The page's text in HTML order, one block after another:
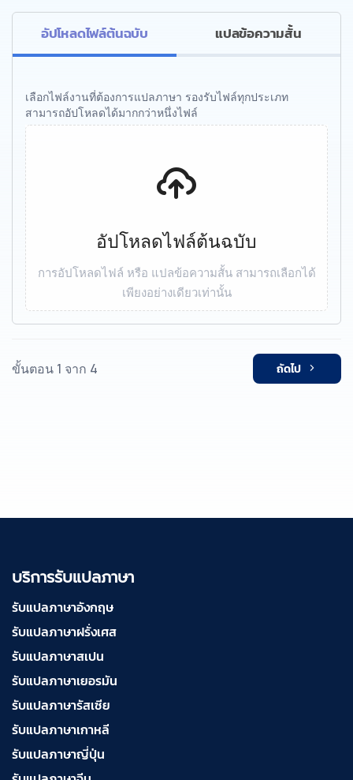
อัปโหลดไฟล์ต้นฉบับ แปลข้อความสั้น
เลือกไฟล์งานที่ต้องการแปลภาษา รองรับไฟล์ทุกประเภท
สามารถอัปโหลดได้มากกว่าหนึ่งไฟล์
อัปโหลดไฟล์ต้นฉบับ
การอัปโหลดไฟล์ หรือ แปลข้อความสั้น สามารถเลือกได้
เพียงอย่างเดียวเท่านั้น
ขั้นตอน 1 จาก 4 ถัดไป
บริการรับแปลภาษา
รับแปลภาษาอังกฤษ
รับแปลภาษาฝรั่งเศส
รับแปลภาษาสเปน
รับแปลภาษาเยอรมัน
รับแปลภาษารัสเซีย
รับแปลภาษาเกาหลี
รับแปลภาษาญี่ปุ่น